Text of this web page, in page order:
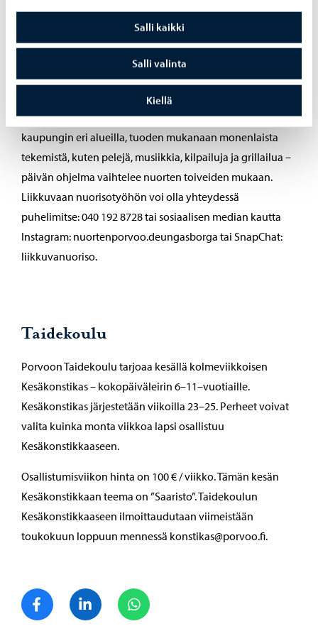
Salli kaikki
Salli valinta
Kiellä
LiMo-auto liikenteessä kesällä
Nuorisopalvelujen LiMo-auto liikkuu kesän ajan eri
puolilla Porvoota. Nuorisotyöntekijät kohtaavat nuoria
kaupungin eri alueilla, tuoden mukanaan monenlaista
tekemistä, kuten pelejä, musiikkia, kilpailuja ja grillailua –
päivän ohjelma vaihtelee nuorten toiveiden mukaan.
Liikkuvaan nuorisotyöhön voi olla yhteydessä
puhelimitse: 040 192 8728 tai sosiaalisen median kautta
Instagram: nuortenporvoo.deungasborga tai SnapChat:
liikkuvanuoriso.
Taidekoulu
Porvoon Taidekoulu tarjoaa kesällä kolmeviikkoisen
Kesäkonstikas – kokopäiväleirin 6–11–vuotiaille.
Kesäkonstikas järjestetään viikoilla 23–25. Perheet voivat
valita kuinka monta viikkoa lapsi osallistuu
Kesäkonstikkaaseen.
Osallistumisviikon hinta on 100 € / viikko. Tämän kesän
Kesäkonstikkaan teema on ”Saaristo”. Taidekoulun
Kesäkonstikkaaseen ilmoittaudutaan viimeistään
toukokuun loppuun mennessä konstikas@porvoo.fi.
Jaa FacebookJaa LinkedIn